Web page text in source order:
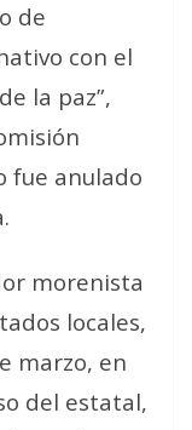
de
con el
la paz”,
fue anulado
morenista
locales,
marzo, en
del estatal,